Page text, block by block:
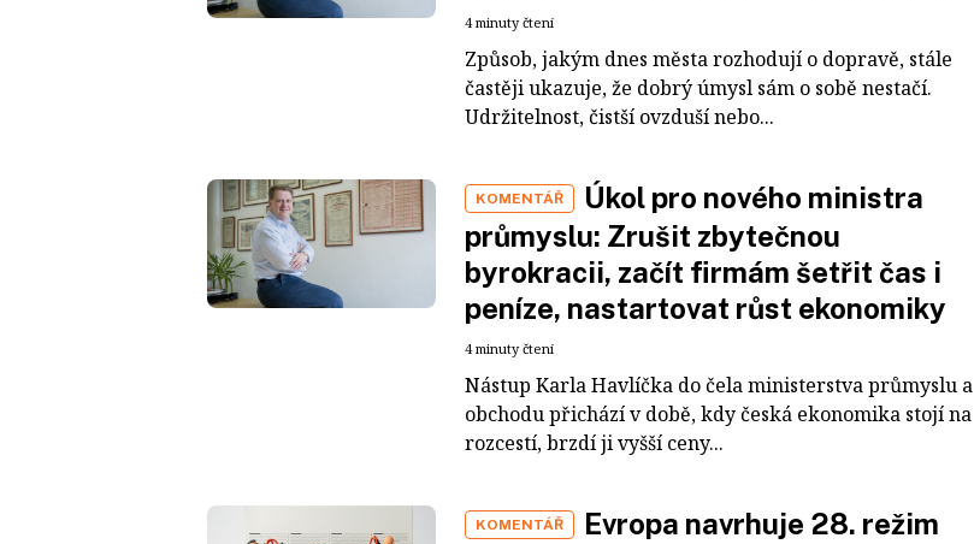
4 minuty čtení
Způsob, jakým dnes města rozhodují o dopravě, stále
častěji ukazuje, že dobrý úmysl sám o sobě nestačí.
Udržitelnost, čistší ovzduší nebo...
KOMENTÁŘ
Úkol pro nového ministra
průmyslu: Zrušit zbytečnou
byrokracii, začít firmám šetřit čas i
peníze, nastartovat růst ekonomiky
4 minuty čtení
Nástup Karla Havlíčka do čela ministerstva průmyslu a
obchodu přichází v době, kdy česká ekonomika stojí na
rozcestí, brzdí ji vyšší ceny...
KOMENTÁŘ
Evropa navrhuje 28. režim